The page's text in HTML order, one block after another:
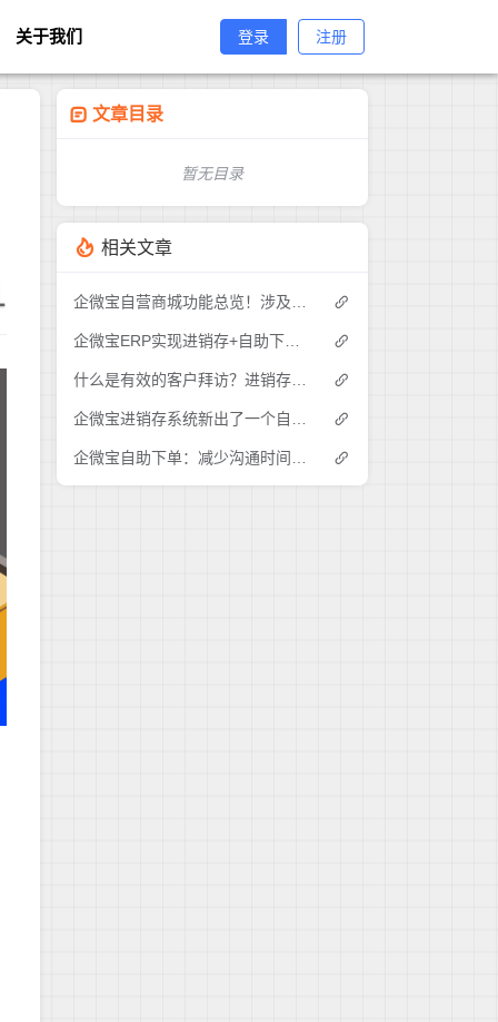
关于我们 登录 注册
文章目录
暂无目录
相关文章